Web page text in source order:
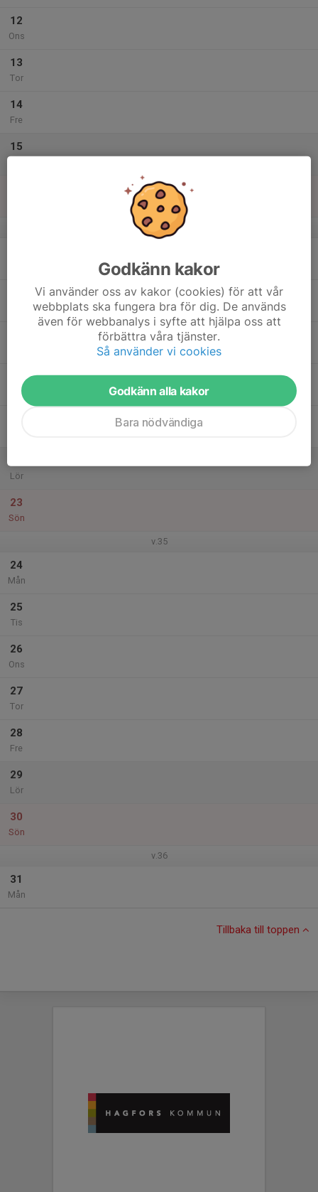
12
Ons
13
Tor
14
Fre
15
v.34
Tor
Lör
23
Sön
v.35
24
Mån
25
Tis
26
Ons
27
Tor
28
Fre
29
Lör
30
Sön
v.36
31
Mån
Tillbaka till toppen
Godkänn kakor
Vi använder oss av kakor (cookies) för att vår
webbplats ska fungera bra för dig. De används
även för webbanalys i syfte att hjälpa oss att
förbättra våra tjänster.
Så använder vi cookies
Godkänn alla kakor
Bara nödvändiga